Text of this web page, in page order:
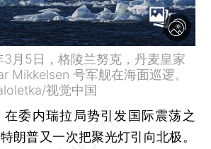
月5日，格陵兰努克，丹麦皇家
Mikkelsen 号军舰在海面巡逻。
视觉中国
在委内瑞拉局势引发国际震荡之
朗普又一次把聚光灯引向北极。